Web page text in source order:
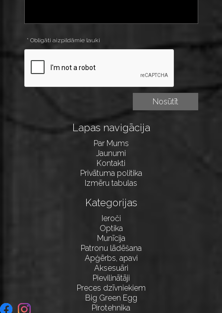
* Obligāti aizpildāmie lauki
Lapas navigācija
Par Mums
Jaunumi
Kontakti
Privātuma politika
Izmēru tabulas
Kategorijas
Ieroči
Optika
Munīcija
Patronu lādēšana
Apģērbs, apavi
Aksesuāri
Pievilinātāji
Preces dzīvniekiem
Big Green Egg
Pirotehnika